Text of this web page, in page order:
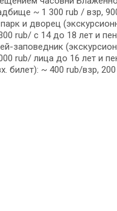
~ 1 300 rub / взр,
парк и дворец
rub/ c 14 до 18 лет и
заповедник
rub/ лица до 16 лет и
билет): ~ 400 rub/взр,